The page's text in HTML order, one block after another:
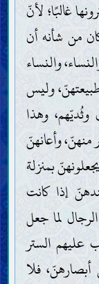
غالبًا؛ لأنّ
من شأنه أن
والنساء
وليس
وهذا
وأعانهنّ
بمنزلة
إذا كانت
لما جعل
عليهم الستر
فلا